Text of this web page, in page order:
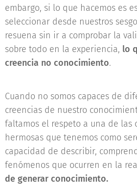
embargo, si lo que hacemos es
seleccionar desde nuestros
resuena sin ir a comprobar la
sobre todo en la experiencia, lo
creencia no conocimiento.
Cuando no somos capaces de
creencias de nuestro
faltamos el respeto a una de las
hermosas que tenemos como
capacidad de describir,
fenómenos que ocurren en la
de generar conocimiento.